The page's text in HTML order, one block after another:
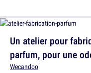
Un atelier pour
parfum, pour une
Wecandoo